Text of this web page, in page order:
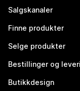
Salgskanaler
Finne produkter
Selge produkter
Bestillinger og
Butikkdesign